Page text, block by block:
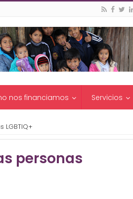
nos financiamos Servicios
personas